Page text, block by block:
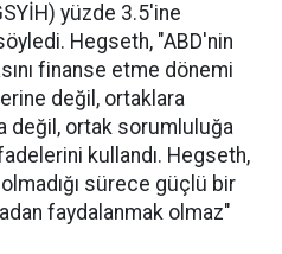
yüzde 3.5'ine
Hegseth, "ABD'nin
finanse etme dönemi
değil, ortaklara
değil, ortak sorumluluğa
kullandı. Hegseth,
sürece güçlü bir
faydalanmak olmaz"